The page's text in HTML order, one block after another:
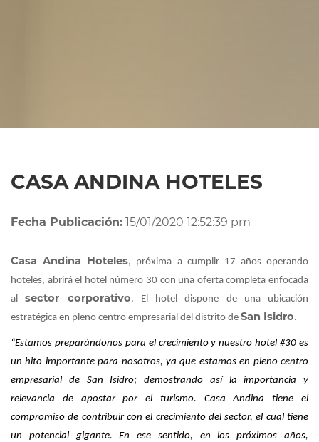
CASA ANDINA HOTELES
Fecha Publicación: 15/01/2020 12:52:39 pm
Casa Andina Hoteles, próxima a cumplir 17 años operando
hoteles, abrirá el hotel número 30 con una oferta completa enfocada
alsector corporativo. El hotel dispone de una ubicación
estratégica en pleno centro empresarial del distrito de San Isidro.
“Estamos preparándonos para el crecimiento y nuestro hotel #30 es
un hito importante para nosotros, ya que estamos en pleno centro
empresarial de San Isidro; demostrando así la importancia y
relevancia de apostar por el turismo. Casa Andina tiene el
compromiso de contribuir con el crecimiento del sector, el cual tiene
un potencial gigante. En ese sentido, en los próximos años,